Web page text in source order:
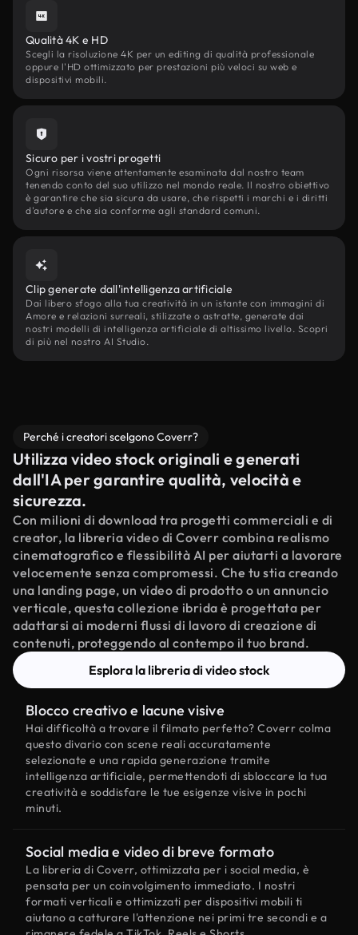
Qualità 4K e HD
Scegli la risoluzione 4K per un editing di qualità professionale
oppure l'HD ottimizzato per prestazioni più veloci su web e
dispositivi mobili.
Sicuro per i vostri progetti
Ogni risorsa viene attentamente esaminata dal nostro team
tenendo conto del suo utilizzo nel mondo reale. Il nostro obiettivo
è garantire che sia sicura da usare, che rispetti i marchi e i diritti
d'autore e che sia conforme agli standard comuni.
Clip generate dall'intelligenza artificiale
Dai libero sfogo alla tua creatività in un istante con immagini di
Amore e relazioni surreali, stilizzate o astratte, generate dai
nostri modelli di intelligenza artificiale di altissimo livello. Scopri
di più nel nostro AI Studio.
Perché i creatori scelgono Coverr?
Utilizza video stock originali e generati
dall'IA per garantire qualità, velocità e
sicurezza.
Con milioni di download tra progetti commerciali e di
creator, la libreria video di Coverr combina realismo
cinematografico e flessibilità AI per aiutarti a lavorare
velocemente senza compromessi. Che tu stia creando
una landing page, un video di prodotto o un annuncio
verticale, questa collezione ibrida è progettata per
adattarsi ai moderni flussi di lavoro di creazione di
contenuti, proteggendo al contempo il tuo brand.
Esplora la libreria di video stock
Blocco creativo e lacune visive
Hai difficoltà a trovare il filmato perfetto? Coverr colma
questo divario con scene reali accuratamente
selezionate e una rapida generazione tramite
intelligenza artificiale, permettendoti di sbloccare la tua
creatività e soddisfare le tue esigenze visive in pochi
minuti.
Social media e video di breve formato
La libreria di Coverr, ottimizzata per i social media, è
pensata per un coinvolgimento immediato. I nostri
formati verticali e ottimizzati per dispositivi mobili ti
aiutano a catturare l'attenzione nei primi tre secondi e a